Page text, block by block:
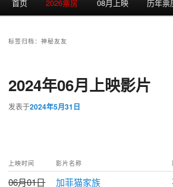
首页 2026票房 08月上映 历年票
标签归档：神秘友友
2024年06月上映影片
发表于2024年5月31日
上映时间 影片名称
06月01日 加菲猫家族